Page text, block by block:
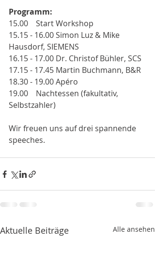
Programm:
15.00    Start Workshop
15.15 - 16.00 Simon Luz & Mike
Hausdorf, SIEMENS
16.15 - 17.00 Dr. Christof Bühler, SCS
17.15 - 17.45 Martin Buchmann, B&R
18.30 - 19.00 Apéro
19.00    Nachtessen (fakultativ,
Selbstzahler)
Wir freuen uns auf drei spannende
speeches.
Aktuelle Beiträge Alle ansehen